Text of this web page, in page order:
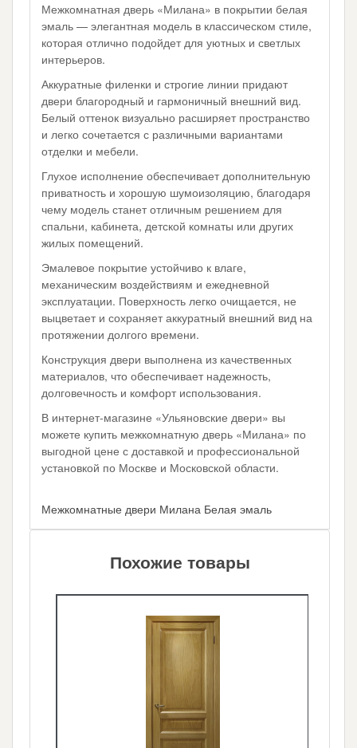
Межкомнатная дверь «Милана» в покрытии белая
эмаль — элегантная модель в классическом стиле,
которая отлично подойдет для уютных и светлых
интерьеров.
Аккуратные филенки и строгие линии придают
двери благородный и гармоничный внешний вид.
Белый оттенок визуально расширяет пространство
и легко сочетается с различными вариантами
отделки и мебели.
Глухое исполнение обеспечивает дополнительную
приватность и хорошую шумоизоляцию, благодаря
чему модель станет отличным решением для
спальни, кабинета, детской комнаты или других
жилых помещений.
Эмалевое покрытие устойчиво к влаге,
механическим воздействиям и ежедневной
эксплуатации. Поверхность легко очищается, не
выцветает и сохраняет аккуратный внешний вид на
протяжении долгого времени.
Конструкция двери выполнена из качественных
материалов, что обеспечивает надежность,
долговечность и комфорт использования.
В интернет-магазине «Ульяновские двери» вы
можете купить межкомнатную дверь «Милана» по
выгодной цене с доставкой и профессиональной
установкой по Москве и Московской области.
Межкомнатные двери Милана Белая эмаль
Похожие товары